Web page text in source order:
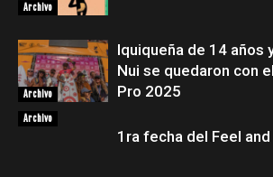
Archivo
Archivo
Iquiqueña de 14 años
Nui se quedaron con
Pro 2025
Archivo
1ra fecha del Feel